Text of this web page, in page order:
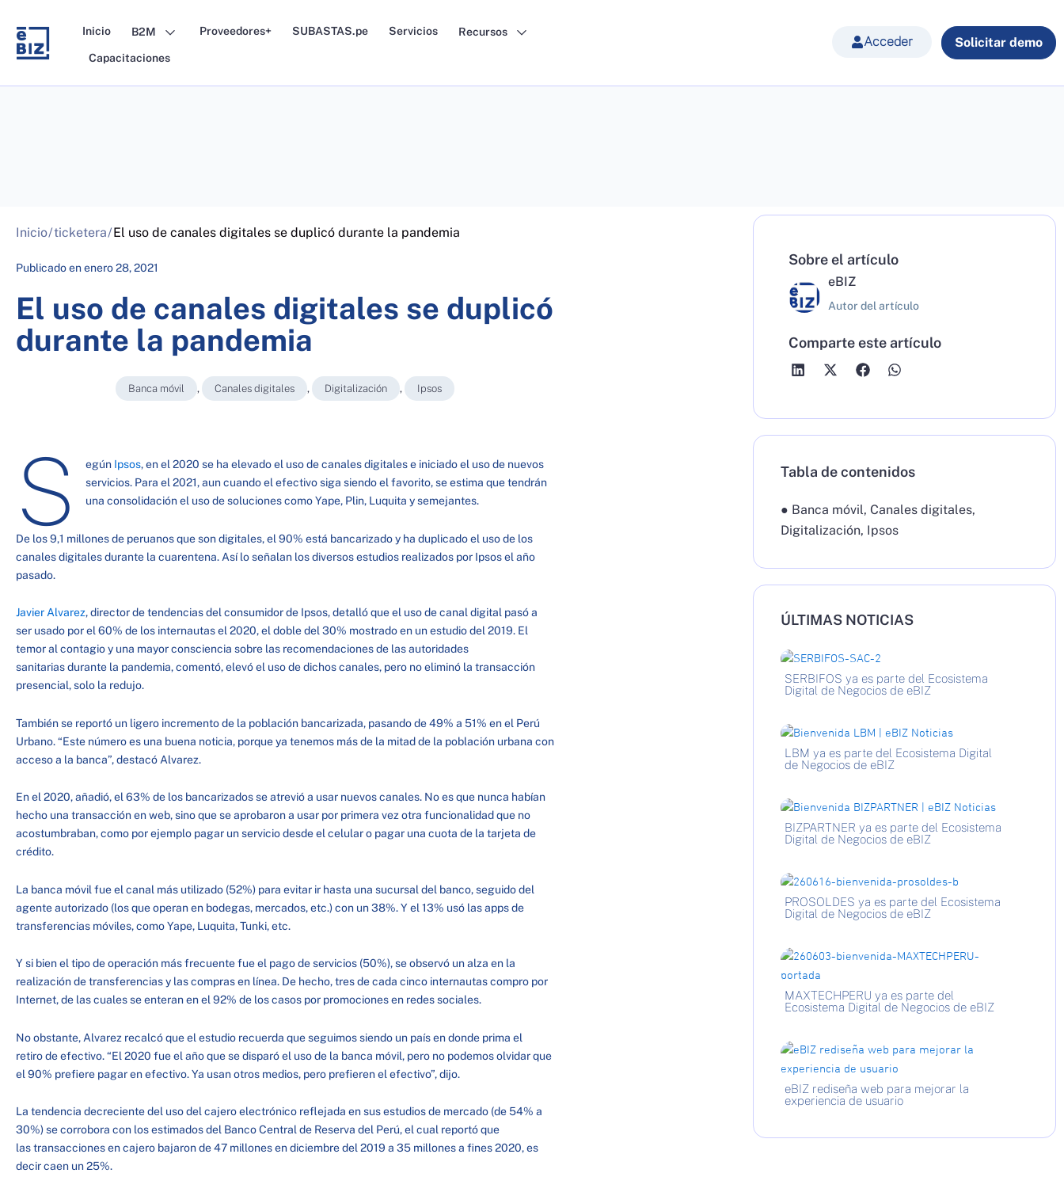
content
Inicio B2M Proveedores+ SUBASTAS.pe Servicios Recursos
Capacitaciones
Acceder Solicitar demo
Inicio/ticketera/El uso de canales digitales se duplicó durante la pandemia
Publicado enenero 28, 2021
El uso de canales digitales se duplicó
durante la pandemia
Banca móvil , Canales digitales , Digitalización , Ipsos
S egún Ipsos, en el 2020 se ha elevado el uso de canales digitales e iniciado el uso de nuevos
servicios. Para el 2021, aun cuando el efectivo siga siendo el favorito, se estima que tendrán
una consolidación el uso de soluciones como Yape, Plin, Luquita y semejantes.
De los 9,1 millones de peruanos que son digitales, el 90% está bancarizado y ha duplicado el uso de los
canales digitales durante la cuarentena. Así lo señalan los diversos estudios realizados por Ipsos el año
pasado.
Javier Alvarez, director de tendencias del consumidor de Ipsos, detalló que el uso de canal digital pasó a
ser usado por el 60% de los internautas el 2020, el doble del 30% mostrado en un estudio del 2019. El
temor al contagio y una mayor consciencia sobre las recomendaciones de las autoridades
sanitarias durante la pandemia, comentó, elevó el uso de dichos canales, pero no eliminó la transacción
presencial, solo la redujo.
También se reportó un ligero incremento de la población bancarizada, pasando de 49% a 51% en el Perú
Urbano. “Este número es una buena noticia, porque ya tenemos más de la mitad de la población urbana con
acceso a la banca”, destacó Alvarez.
En el 2020, añadió, el 63% de los bancarizados se atrevió a usar nuevos canales. No es que nunca habían
hecho una transacción en web, sino que se aprobaron a usar por primera vez otra funcionalidad que no
acostumbraban, como por ejemplo pagar un servicio desde el celular o pagar una cuota de la tarjeta de
crédito.
La banca móvil fue el canal más utilizado (52%) para evitar ir hasta una sucursal del banco, seguido del
agente autorizado (los que operan en bodegas, mercados, etc.) con un 38%. Y el 13% usó las apps de
transferencias móviles, como Yape, Luquita, Tunki, etc.
Y si bien el tipo de operación más frecuente fue el pago de servicios (50%), se observó un alza en la
realización de transferencias y las compras en línea. De hecho, tres de cada cinco internautas compro por
Internet, de las cuales se enteran en el 92% de los casos por promociones en redes sociales.
No obstante, Alvarez recalcó que el estudio recuerda que seguimos siendo un país en donde prima el
retiro de efectivo. “El 2020 fue el año que se disparó el uso de la banca móvil, pero no podemos olvidar que
el 90% prefiere pagar en efectivo. Ya usan otros medios, pero prefieren el efectivo”, dijo.
La tendencia decreciente del uso del cajero electrónico reflejada en sus estudios de mercado (de 54% a
30%) se corrobora con los estimados del Banco Central de Reserva del Perú, el cual reportó que
las transacciones en cajero bajaron de 47 millones en diciembre del 2019 a 35 millones a fines 2020, es
decir caen un 25%.
Sobre el artículo
eBIZ
Autor del artículo
Comparte este artículo
Tabla de contenidos
● Banca móvil, Canales digitales,
Digitalización, Ipsos
ÚLTIMAS NOTICIAS
SERBIFOS ya es parte del Ecosistema
Digital de Negocios de eBIZ
LBM ya es parte del Ecosistema Digital
de Negocios de eBIZ
BIZPARTNER ya es parte del Ecosistema
Digital de Negocios de eBIZ
PROSOLDES ya es parte del Ecosistema
Digital de Negocios de eBIZ
MAXTECHPERU ya es parte del
Ecosistema Digital de Negocios de eBIZ
eBIZ rediseña web para mejorar la
experiencia de usuario